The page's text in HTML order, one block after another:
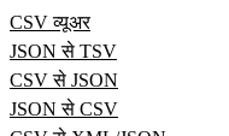
CSV व्यूअर
JSON से TSV
CSV से JSON
JSON से CSV